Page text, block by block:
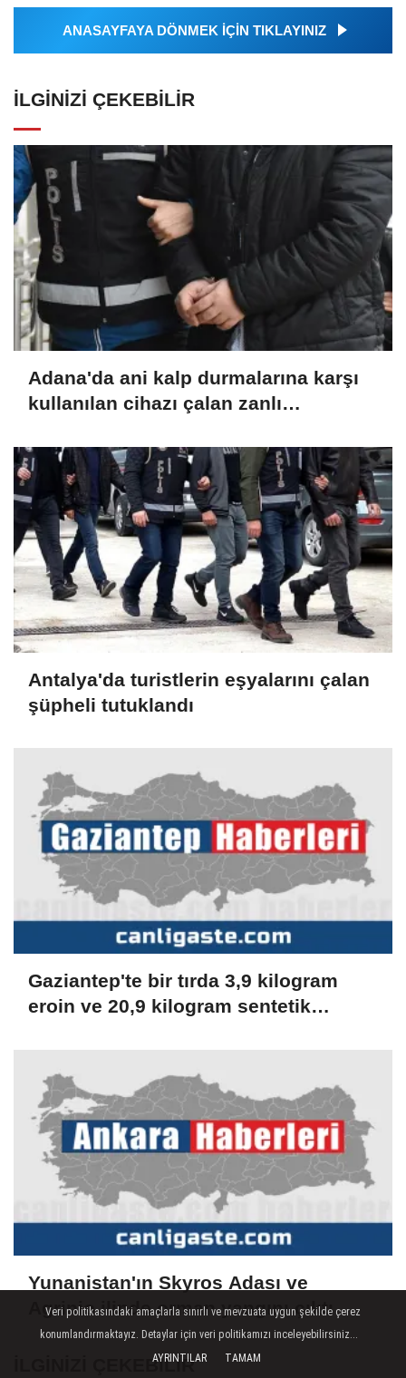
ANASAYFAYA DÖNMEK İÇİN TIKLAYINIZ
İLGINIZI ÇEKEBILIR
Adana'da ani kalp durmalarına karşı
kullanılan cihazı çalan zanlı
Antalya'da turistlerin eşyalarını çalan
şüpheli tutuklandı
Gaziantep'te bir tırda 3,9 kilogram
eroin ve 20,9 kilogram sentetik
Yunanistan'ın Skyros Adası ve
Agrinio ilinde orman yangını çıktı
İLGINIZI ÇEKEBILIR
Veri politikasındaki amaçlarla sınırlı ve mevzuata uygun şekilde çerez
konumlandırmaktayız. Detaylar için veri politikamızı inceleyebilirsiniz...
AYRINTILAR
TAMAM